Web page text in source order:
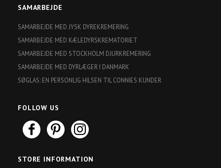
SAMARBEJDE
SAMARBEJDE MED JYSK DYREKREMERING
SAMARBEJDE MED KÆLEDYRSKREMATORIET
SAMARBEJDE MED STOCKHOLM DJURKREMERING
SAMARBEJDE MED DYRLÆGER I DANMARK
SØGLAS: EN PERSONLIG HILSEN TIL CONNIES KUNDER
FOLLOW US
STORE INFORMATION